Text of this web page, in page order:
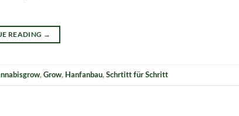
READING →
,Grow, Hanfanbau,Schrtitt für Schritt